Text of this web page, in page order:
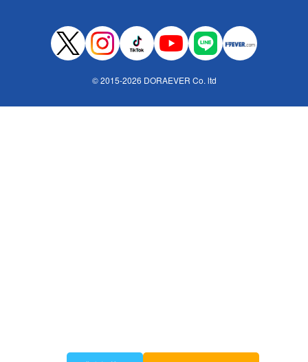
© 2015-2026 DORAEVER Co. ltd